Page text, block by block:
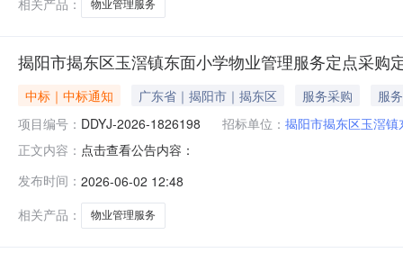
相关产品：
物业管理服务
揭阳市揭东区玉滘镇东面小学物业管理服务定点采购
中标｜中标通知 广东省｜揭阳市｜揭东区 服务采购
服务
项目编号： DDYJ-2026-1826198 招标单位： 揭阳市揭东区玉滘镇
正文内容： 点击查看公告内容：
发布时间： 2026-06-02 12:48
相关产品：
物业管理服务